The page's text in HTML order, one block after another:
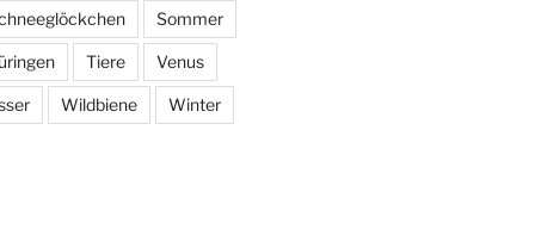
Sommer
Tiere Venus
Wildbiene Winter